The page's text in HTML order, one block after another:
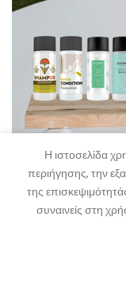
Η ιστοσελίδα
περιήγησης, την
της
συναινείς στη